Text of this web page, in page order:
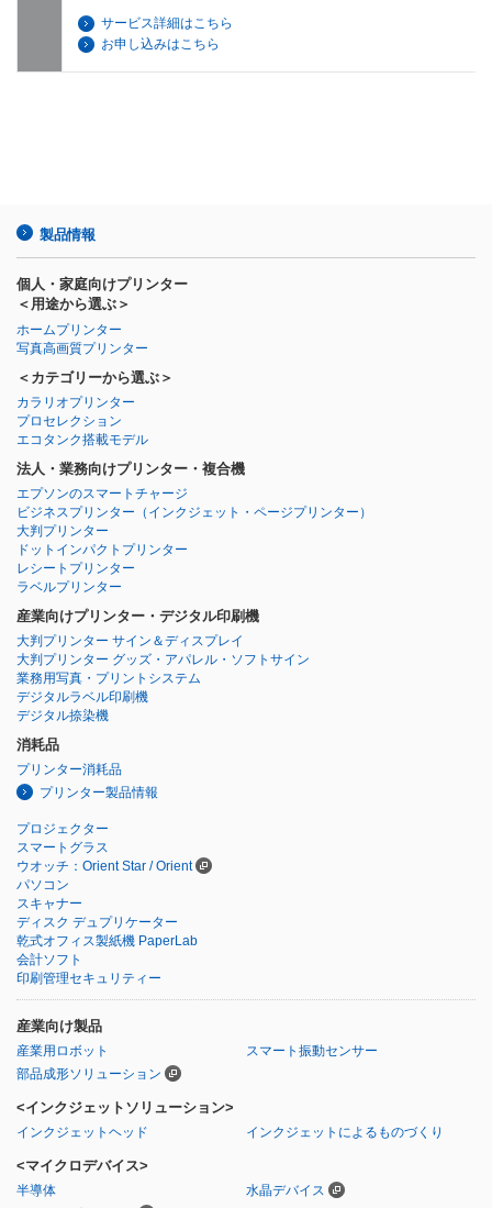
サービス詳細はこちら
お申し込みはこちら
製品情報
個人・家庭向けプリンター
＜用途から選ぶ＞
ホームプリンター
写真高画質プリンター
＜カテゴリーから選ぶ＞
カラリオプリンター
プロセレクション
エコタンク搭載モデル
法人・業務向けプリンター・複合機
エプソンのスマートチャージ
ビジネスプリンター （インクジェット・ページプリンター）
大判プリンター
ドットインパクトプリンター
レシートプリンター
ラベルプリンター
産業向けプリンター・デジタル印刷機
大判プリンター サイン＆ディスプレイ
大判プリンター グッズ・アパレル・ソフトサイン
業務用写真・プリントシステム
デジタルラベル印刷機
デジタル捺染機
消耗品
プリンター消耗品
プリンター製品情報
プロジェクター
スマートグラス
ウオッチ：Orient Star / Orient
パソコン
スキャナー
ディスク デュプリケーター
乾式オフィス製紙機 PaperLab
会計ソフト
印刷管理セキュリティー
産業向け製品
産業用ロボット
スマート振動センサー
部品成形ソリューション
<インクジェットソリューション>
インクジェットヘッド インクジェットによるものづくり
<マイクロデバイス>
半導体
水晶デバイス